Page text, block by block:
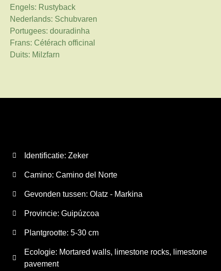
Engels: Rustyback
Nederlands: Schubvaren
Portugees: douradinha
Frans: Cétérach officinal
Duits: Milzfarn
Identificatie: Zeker
Camino: Camino del Norte
Gevonden tussen: Olatz - Markina
Provincie: Guipúzcoa
Plantgrootte: 5-30 cm
Ecologie: Mortared walls, limestone rocks, limestone
pavement